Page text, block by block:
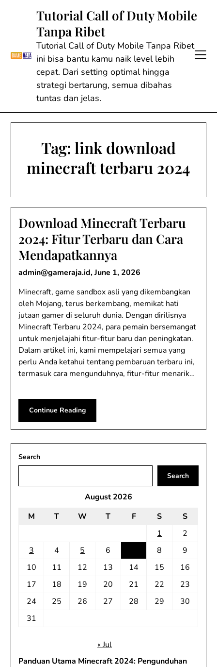
Tutorial Call of Duty Mobile
Tanpa Ribet
Tutorial Call of Duty Mobile Tanpa Ribet
ini bisa bantu kamu naik level lebih
cepat. Dari setting optimal hingga
strategi bertarung, semua dibahas
tuntas dan jelas.
Tag: link download
minecraft terbaru 2024
Download Minecraft Terbaru
2024: Fitur Terbaru dan Cara
Mendapatkannya
admin@gameraja.id,June 1, 2026
Minecraft, game sandbox asli yang dikembangkan
oleh Mojang, terus berkembang, memikat hati
jutaan gamer di seluruh dunia. Dengan dirilisnya
Minecraft Terbaru 2024, para pemain bersemangat
untuk menjelajahi fitur-fitur baru dan peningkatan.
Dalam artikel ini, kami mempelajari semua yang
perlu Anda ketahui tentang pembaruan terbaru ini,
termasuk cara mengunduhnya, fitur-fitur menarik…
Continue Reading
Search
Search
August 2026
M
T W T F S
S
1
2
3
4 5 6 8
9
10
11 12 13 14 15
16
17
18 19 20 21 22
23
24
25 26 27 28 29
30
31
« Jul
Panduan Utama Minecraft 2024: Pengunduhan